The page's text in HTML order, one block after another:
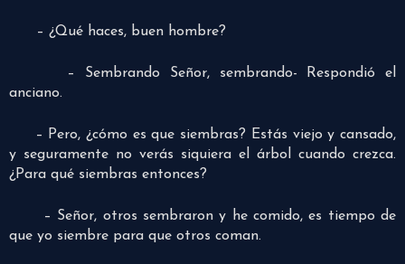
– ¿Qué haces, buen hombre?
– Sembrando Señor, sembrando- Respondió el
anciano.
– Pero, ¿cómo es que siembras? Estás viejo y cansado,
y seguramente no verás siquiera el árbol cuando crezca.
¿Para qué siembras entonces?
– Señor, otros sembraron y he comido, es tiempo de
que yo siembre para que otros coman.